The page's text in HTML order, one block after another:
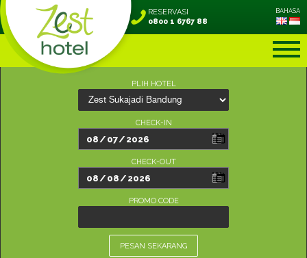
PLIH HOTEL
CHECK-IN
CHECK-OUT
PROMO CODE
PESAN SEKARANG
BAHASA
RESERVASI
0800 1 6767 88